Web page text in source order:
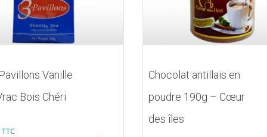
Vanille
Bois Chéri
TTC
Chocolat antillais en
poudre 190g – Cœur
des îles